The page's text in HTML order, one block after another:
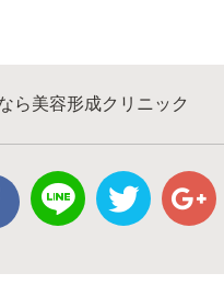
ら美容形成クリニック